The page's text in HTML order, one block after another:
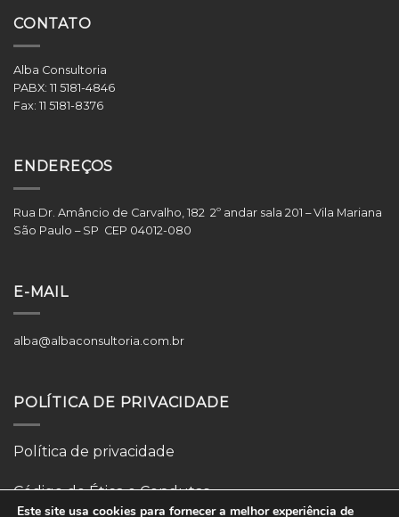
CONTATO
Alba Consultoria
PABX: 11 5181-4846
Fax: 11 5181-8376
ENDEREÇOS
Rua Dr. Amâncio de Carvalho, 182 2º andar sala 201 – Vila Mariana
São Paulo – SP CEP 04012-080
E-MAIL
alba@albaconsultoria.com.br
POLÍTICA DE PRIVACIDADE
Política de privacidade
Código de Ética e Condutas
Este site usa cookies para fornecer a melhor experiência de